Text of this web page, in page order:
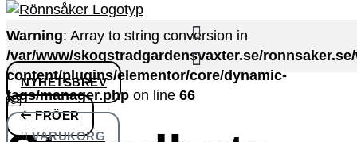
Warning: Array to string conversion in
/var/www/skogstradgardensvaxter.se/
content/plugins/elementor/core/dynamic-
tags/manager.php on line 66
Hoppa
till
NYHETSBREV
VARUKORG
FRÖER